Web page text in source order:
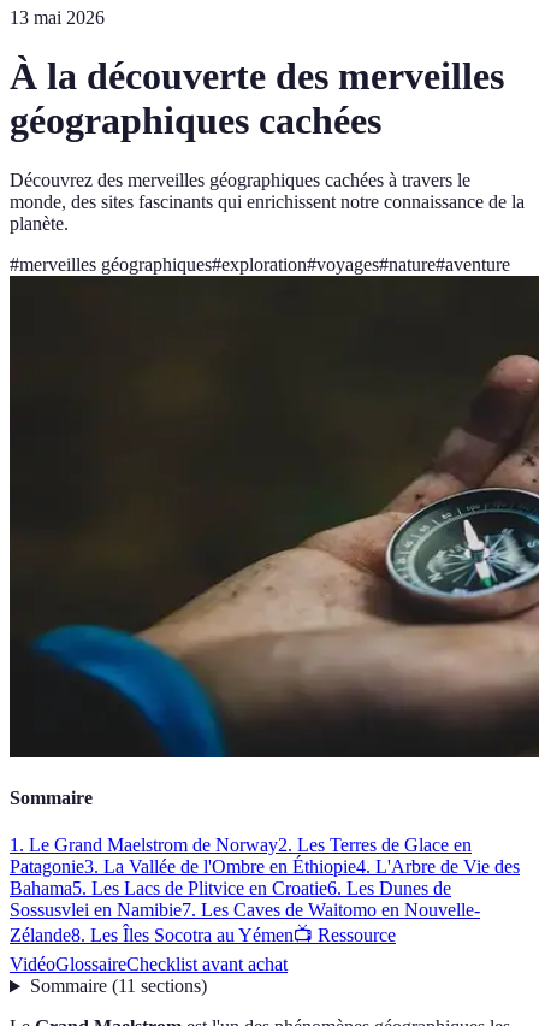
13 mai 2026
À la découverte des merveilles
géographiques cachées
Découvrez des merveilles géographiques cachées à travers le
monde, des sites fascinants qui enrichissent notre connaissance de la
planète.
#merveilles géographiques#exploration#voyages#nature#aventure
Sommaire
1. Le Grand Maelstrom de Norway2. Les Terres de Glace en
Patagonie3. La Vallée de l'Ombre en Éthiopie4. L'Arbre de Vie des
Bahama5. Les Lacs de Plitvice en Croatie6. Les Dunes de
Sossusvlei en Namibie7. Les Caves de Waitomo en Nouvelle-
Zélande8. Les Îles Socotra au Yémen📺 Ressource
VidéoGlossaireChecklist avant achat
Sommaire(11 sections)